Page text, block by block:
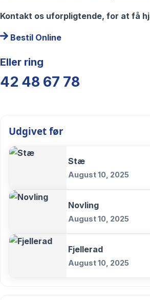
Kontakt os uforpligtende, for at få
Bestil Online
Eller ring
42 48 67 78
Udgivet før
Stæ
August 10, 2025
Novling
August 10, 2025
Fjellerad
August 10, 2025